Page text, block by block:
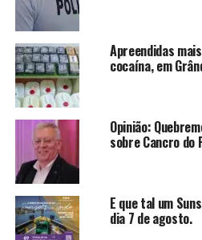
Apreendidas
cocaína, em
Opinião:
sobre Cancro do
E que tal um
dia 7 de agosto.